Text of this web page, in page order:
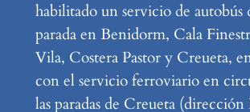
habilitado un servicio de autobús
parada en Benidorm, Cala
Vila, Costera Pastor y Creueta,
con el servicio ferroviario en
las paradas de Creueta